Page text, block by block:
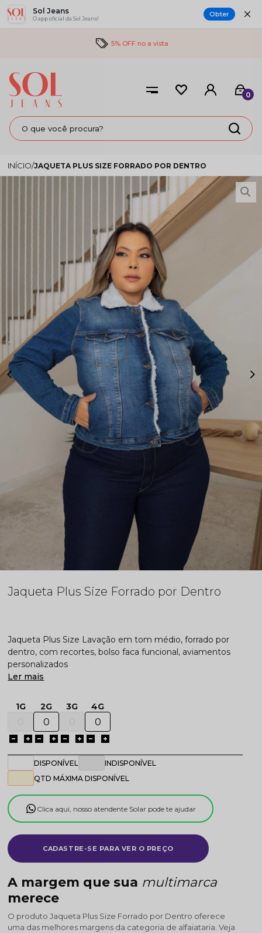
Sol Jeans
O app oficial da Sol Jeans! Obter
5% OFF no a vista
0
JAQUETA PLUS SIZE FORRADO POR DENTRO
Jaqueta Plus Size Forrado por Dentro
CADASTRE-SE PARA VER O PREÇO
Jaqueta Plus Size Lavação em tom médio, forrado por
dentro, com recortes, bolso faca funcional, aviamentos
personalizados
Ler mais
1G 2G 3G 4G
DISPONÍVEL
INDISPONÍVEL
QTD MÁXIMA DISPONÍVEL
Clica aqui, nosso atendente Solar pode te ajudar
A margem que sua multimarca
merece
O produto Jaqueta Plus Size Forrado por Dentro oferece
uma das melhores margens da categoria de alfaiataria. Veja